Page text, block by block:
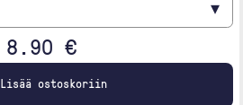
▾
8.90 €
Lisää ostoskoriin